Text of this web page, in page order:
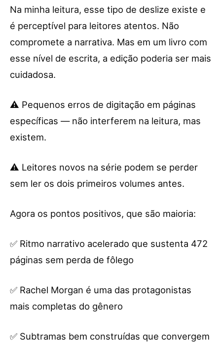
Na minha leitura, esse tipo de deslize existe e
é perceptível para leitores atentos. Não
compromete a narrativa. Mas em um livro com
esse nível de escrita, a edição poderia ser mais
cuidadosa.
⚠️ Pequenos erros de digitação em páginas
específicas — não interferem na leitura, mas
existem.
⚠️ Leitores novos na série podem se perder
sem ler os dois primeiros volumes antes.
Agora os pontos positivos, que são maioria:
✅ Ritmo narrativo acelerado que sustenta 472
páginas sem perda de fôlego
✅ Rachel Morgan é uma das protagonistas
mais completas do gênero
✅ Subtramas bem construídas que convergem